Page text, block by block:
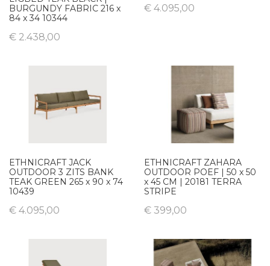
BURGUNDY FABRIC 216 x
84 x 34 10344
€ 2.438,00
€ 4.095,00
ETHNICRAFT JACK
OUTDOOR 3 ZITS BANK
TEAK GREEN 265 x 90 x 74
10439
€ 4.095,00
ETHNICRAFT ZAHARA
OUTDOOR POEF | 50 x 50
x 45 CM | 20181 TERRA
STRIPE
€ 399,00